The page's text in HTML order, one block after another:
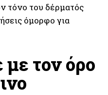
τόνο του δέρματός
όμορφο για
με τον όρο